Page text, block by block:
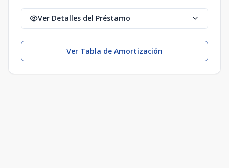
Ver Detalles del Préstamo
Ver Tabla de Amortización